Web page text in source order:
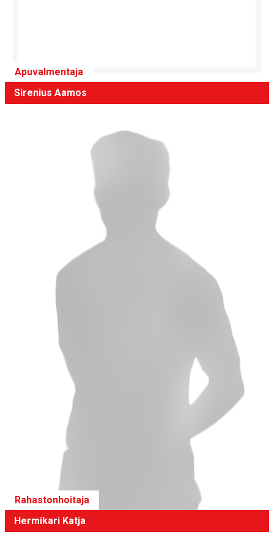
Apuvalmentaja
Sirenius Aamos
Rahastonhoitaja
Hermikari Katja